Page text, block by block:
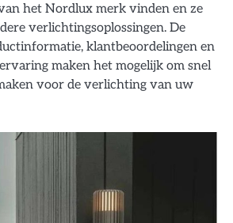
het Nordlux merk vinden en ze
verlichtingsoplossingen. De
klantbeoordelingen en
maken het mogelijk om snel
voor de verlichting van uw